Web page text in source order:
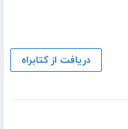
دریافت از کتابراه